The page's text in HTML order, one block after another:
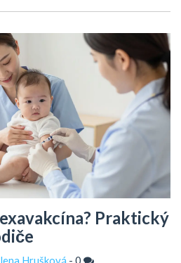
Praktický
Hrušková - 0